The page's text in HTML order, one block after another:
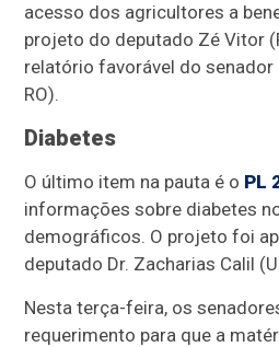
acesso dos agricultores a
projeto do deputado Zé Vitor
relatório favorável do
RO).
Diabetes
O último item na pauta é o PL
informações sobre diabetes
demográficos. O projeto foi
deputado Dr. Zacharias Calil
Nesta terça-feira, os
requerimento para que a